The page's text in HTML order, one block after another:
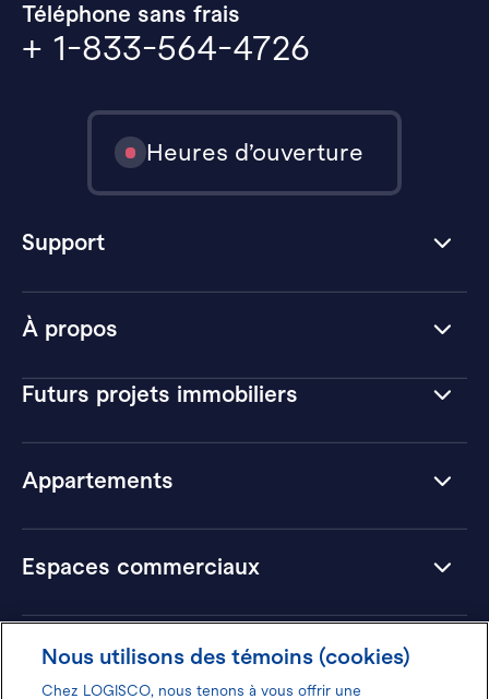
À propos
Futurs projets immobiliers
Appartements
Espaces commerciaux
Hôtels
Téléphone sans frais
+ 1-833-564-4726
Heures d’ouverture
Support
Nous utilisons des témoins (cookies)
Chez LOGISCO, nous tenons à vous offrir une